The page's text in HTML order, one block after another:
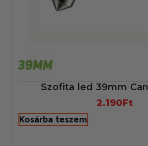
Szofita led 39mm
2.190Ft
Kosárba teszem